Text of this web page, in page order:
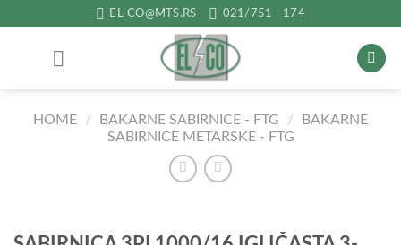
EL-CO@MTS.RS 021/751 - 174
HOME / BAKARNE SABIRNICE - FTG /
BAKARNE
SABIRNICE METARSKE - FTG